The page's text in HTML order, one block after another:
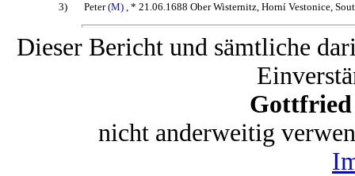
3)
Peter(M) , * 21.06.1688 Ober Wisternitz, Horní Vestonice,
Dieser Bericht und sämtliche
Gottfried
nicht anderweitig